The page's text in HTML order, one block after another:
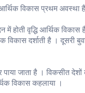
विकास प्रथम अवस्था
होती वृद्धि आर्थिक विकास
दर्शाती है । दूसरी
जाता है । विकसीत देशों
विकास कहलाया ।